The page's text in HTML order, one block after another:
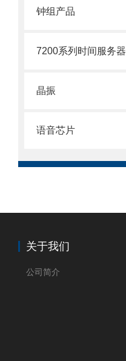
钟组产品
7200系列时间服务器
晶振
语音芯片
关于我们
公司简介